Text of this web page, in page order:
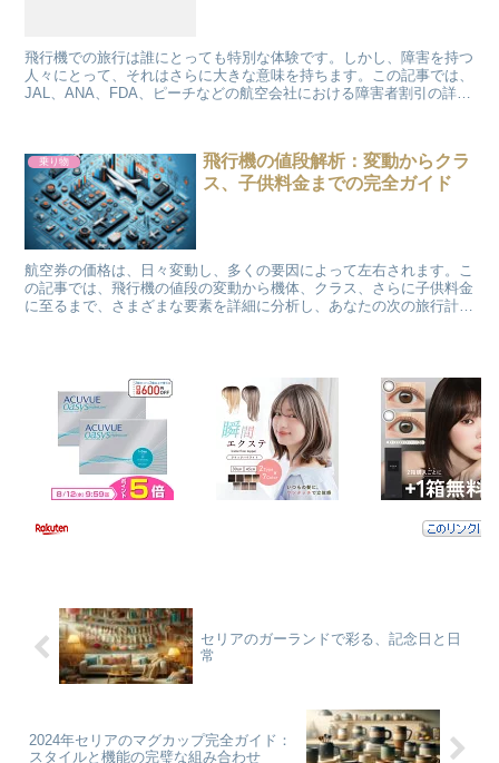
飛行機での旅行は誰にとっても特別な体験です。しかし、障害を持つ
人々にとって、それはさらに大きな意味を持ちます。この記事では、
JAL、ANA、FDA、ピーチなどの航空会社における障害者割引の詳細
乗り物
飛行機の値段解析：変動からクラ
ス、子供料金までの完全ガイド
航空券の価格は、日々変動し、多くの要因によって左右されます。こ
の記事では、飛行機の値段の変動から機体、クラス、さらに子供料金
に至るまで、さまざまな要素を詳細に分析し、あなたの次の旅行計画
セリアのガーランドで彩る、記念日と日
常
2024年セリアのマグカップ完全ガイド：
スタイルと機能の完璧な組み合わせ